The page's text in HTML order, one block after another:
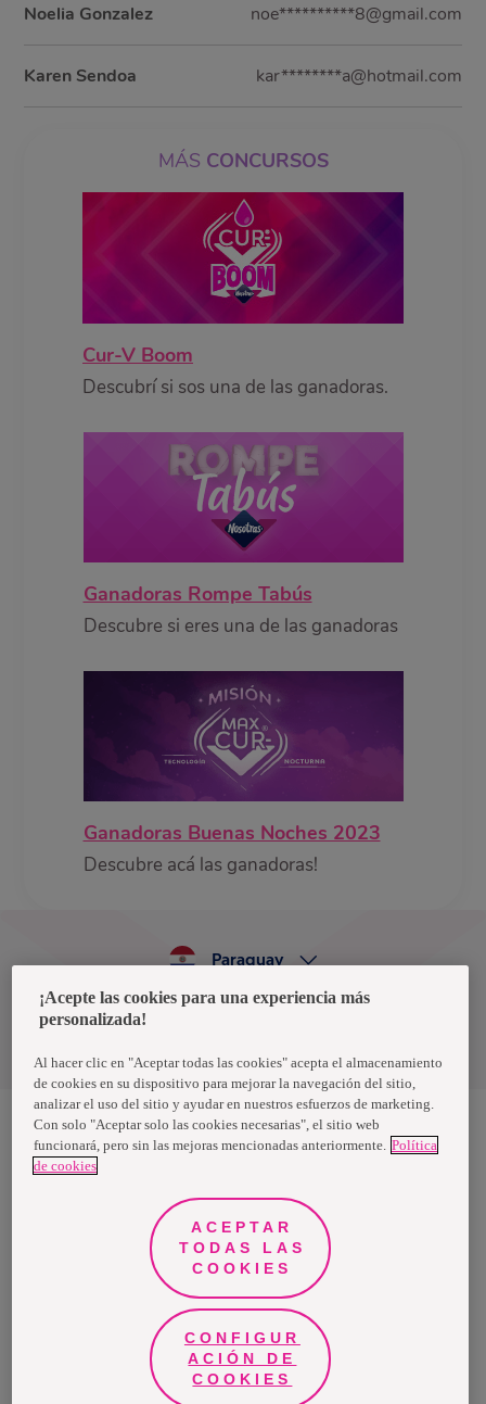
MÁS CONCURSOS
Cur-V Boom
Descubrí si sos una de las ganadoras.
Ganadoras Rompe Tabús
Descubre si eres una de las ganadoras
Ganadoras Buenas Noches 2023
Descubre acá las ganadoras!
Noelia Gonzalez noe**********8@gmail.com
Karen Sendoa kar********a@hotmail.com
Política de privacidad de datos
Paraguay
Nosotras, una marca de Essity - una compañía global líder en
higiene y salud. Cada día, mil millones de personas, en todo el
propósito es romper barreras por el bienestar en beneficio de
consumidores, pacientes, cuidadores, clientes y la sociedad en
general. Vendemos en aproximadamente 150 países bajo las
principales marcas globales TENA y Tork, así como otras marcas
como Actimove, Cutimed, JOBST, Knix, Leukoplast, Libero, Libresse,
Lotus, Modibodi, Nosotras, Saba, Tempo, TOM Organic y Zewa. En
2024, Essity tuvo ventas de aproximadamente 13 mil millones de
euros y empleó a 36,000 personas. La sede de la compañía está
ubicada en Estocolmo, Suecia, y Essity cotiza en Nasdaq Estocolmo.
Más información enwww.essity.com.
¡Acepte las cookies para una experiencia más
personalizada!
Al hacer clic en "Aceptar todas las cookies" acepta el almacenamiento
de cookies en su dispositivo para mejorar la navegación del sitio,
analizar el uso del sitio y ayudar en nuestros esfuerzos de marketing.
Con solo "Aceptar solo las cookies necesarias", el sitio web
funcionará, pero sin las mejoras mencionadas anteriormente. Política
de cookies
ACEPTAR
TODAS LAS
COOKIES
CONFIGUR
ACIÓN DE
COOKIES